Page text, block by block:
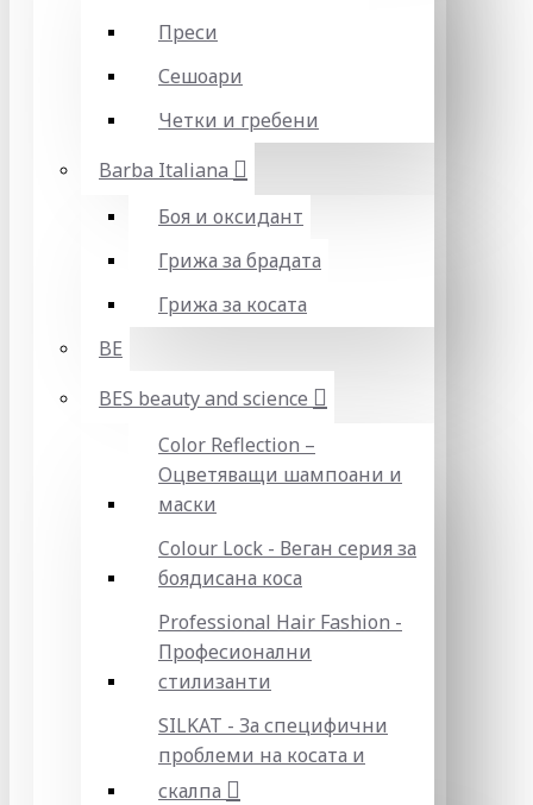
Преси
Сешоари
Четки и гребени
Barba Italiana
Боя и оксидант
Грижа за брадата
Грижа за косата
BE
BES beauty and science
Color Reflection –
Оцветяващи шампоани и
маски
Colour Lock - Веган серия за
боядисана коса
Professional Hair Fashion -
Професионални
стилизанти
SILKAT - За специфични
проблеми на косата и
скалпа